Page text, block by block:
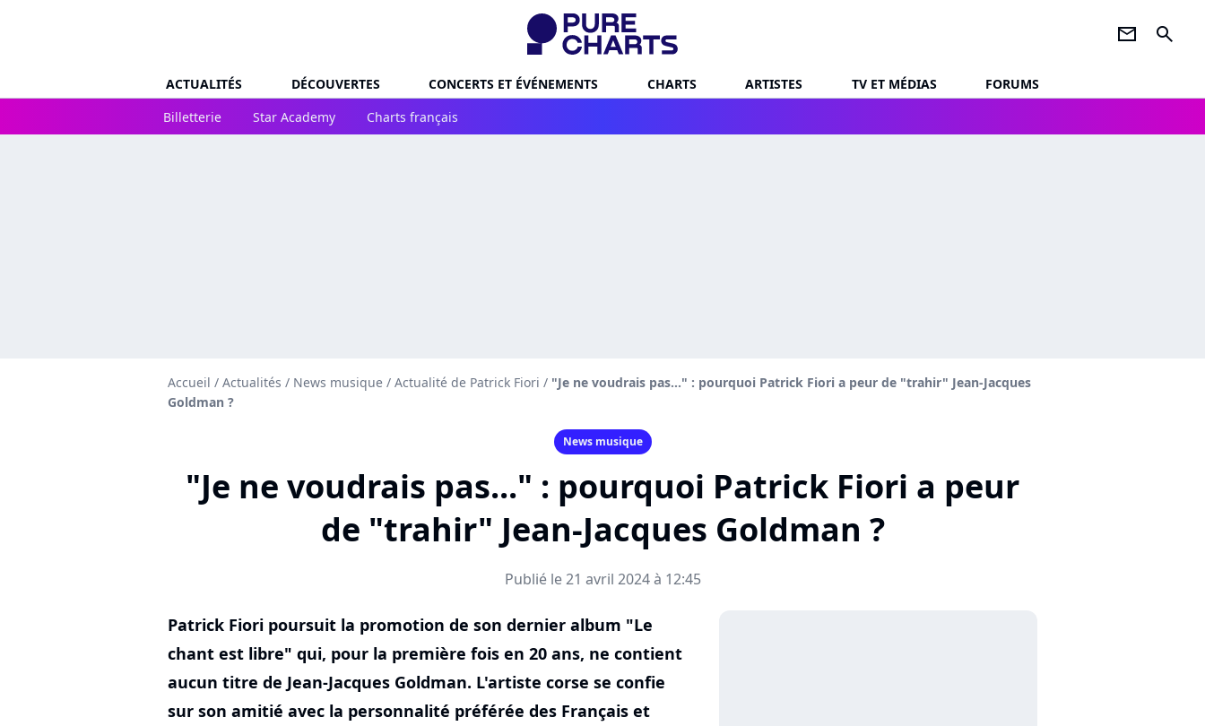
newsletter search
ACTUALITÉS DÉCOUVERTES CONCERTS ET ÉVÉNEMENTS CHARTS ARTISTES TV ET MÉDIAS
FORUMS
Billetterie
Star Academy Charts français
Accueil / Actualités / News musique / Actualité de Patrick Fiori / "Je ne voudrais pas..." : pourquoi Patrick Fiori a peur de "trahir" Jean-Jacques
Goldman ?
News musique
"Je ne voudrais pas..." : pourquoi Patrick Fiori a peur
de "trahir" Jean-Jacques Goldman ?
Publié le 21 avril 2024 à 12:45
Patrick Fiori poursuit la promotion de son dernier album "Le
chant est libre" qui, pour la première fois en 20 ans, ne contient
aucun titre de Jean-Jacques Goldman. L'artiste corse se confie
sur son amitié avec la personnalité préférée des Français et